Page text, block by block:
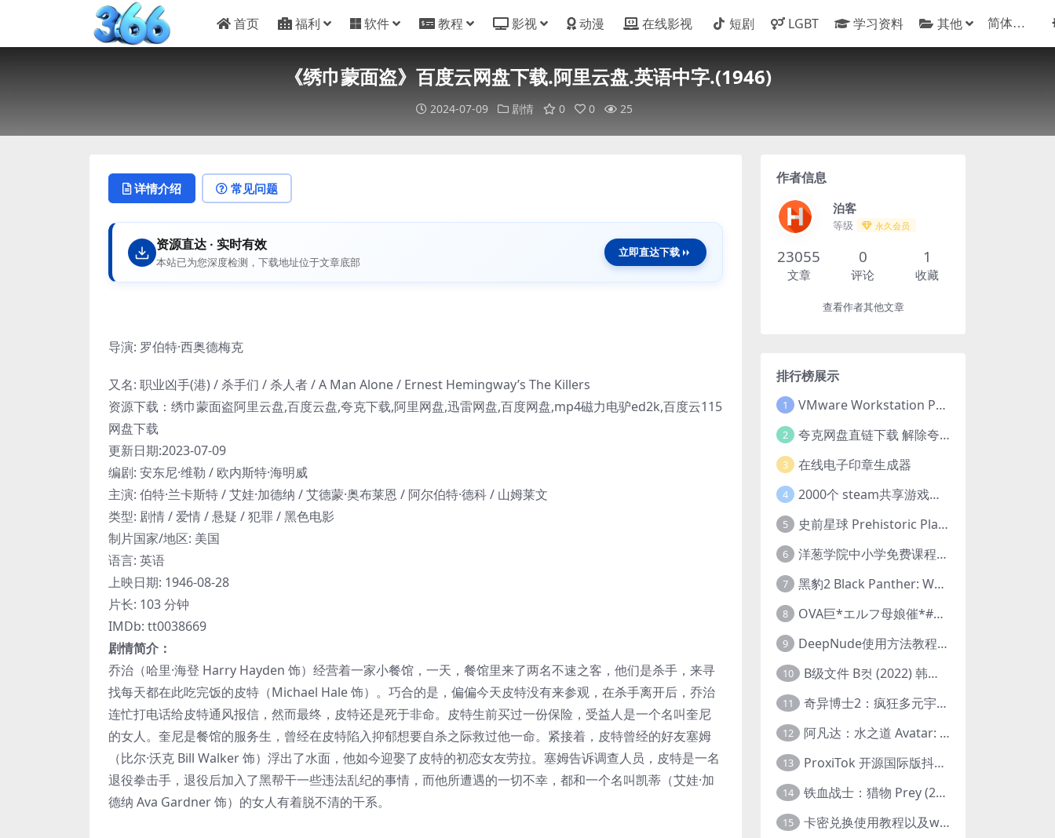
首页 福利 软件 教程 影视 动漫 在线影视 短剧 LGBT 学习资料 其他
《绣巾蒙面盗》百度云网盘下载.阿里云盘.英语中字.(1946)
2024-07-09 剧情 0 0 25
详情介绍 常见问题
资源直达 · 实时有效
本站已为您深度检测，下载地址位于文章底部
立即直达下载
导演: 罗伯特·西奥德梅克
又名: 职业凶手(港) / 杀手们 / 杀人者 / A Man Alone / Ernest Hemingway’s The Killers
资源下载：绣巾蒙面盗阿里云盘,百度云盘,夸克下载,阿里网盘,迅雷网盘,百度网盘,mp4磁力电驴ed2k,百度云115
网盘下载
更新日期:2023-07-09
编剧: 安东尼·维勒 / 欧内斯特·海明威
主演: 伯特·兰卡斯特 / 艾娃·加德纳 / 艾德蒙·奥布莱恩 / 阿尔伯特·德科 / 山姆莱文
类型: 剧情 / 爱情 / 悬疑 / 犯罪 / 黑色电影
制片国家/地区: 美国
语言: 英语
上映日期: 1946-08-28
片长: 103 分钟
IMDb: tt0038669
剧情简介：
乔治（哈里·海登 Harry Hayden 饰）经营着一家小餐馆，一天，餐馆里来了两名不速之客，他们是杀手，来寻
找每天都在此吃完饭的皮特（Michael Hale 饰）。巧合的是，偏偏今天皮特没有来参观，在杀手离开后，乔治
连忙打电话给皮特通风报信，然而最终，皮特还是死于非命。皮特生前买过一份保险，受益人是一个名叫奎尼
的女人。奎尼是餐馆的服务生，曾经在皮特陷入抑郁想要自杀之际救过他一命。紧接着，皮特曾经的好友塞姆
（比尔·沃克 Bill Walker 饰）浮出了水面，他如今迎娶了皮特的初恋女友劳拉。塞姆告诉调查人员，皮特是一名
退役拳击手，退役后加入了黑帮干一些违法乱纪的事情，而他所遭遇的一切不幸，都和一个名叫凯蒂（艾娃·加
德纳 Ava Gardner 饰）的女人有着脱不清的干系。
作者信息
泊客
等级 永久会员
23055
文章
0
评论
1
收藏
查看作者其他文章
排行榜展示
1 VMware Workstation Pro 16 永久激活密钥(序列号)
2 夸克网盘直链下载 解除夸克网盘下载限制 油猴脚本
3 在线电子印章生成器
4 2000个 steam共享游戏账号 离线steam账号分享
5 史前星球 Prehistoric Planet (2022) 中字 1080p 高清 阿里云盘 2022.5.27已更新全集
6 洋葱学院中小学免费课程集合 云盘下载
7 黑豹2 Black Panther: Wakanda Forever (2022) 高清版
8 OVA巨*エルフ母娘催*#1エルフの国を蹂*する男。汚された女王と姫
9 DeepNude使用方法教程FAQ
10 B级文件 B컷 (2022) 韩国大尺度剧情电影 1080P 中字
11 奇异博士2：疯狂多元宇宙 Doctor Strange in the Multiverse of Madness (2022) 高清版1080p
12 阿凡达：水之道 Avatar: The Way of Water (2022) 1080p 2k 4k 中文字幕
13 ProxiTok 开源国际版抖音TikTok网页版 国内网络直连
14 铁血战士：猎物 Prey (2022) 中英字幕 1080P
15 卡密兑换使用教程以及windows使用教程